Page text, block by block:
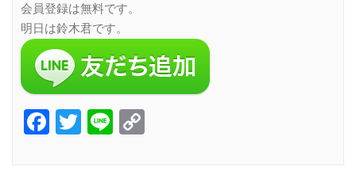
会員登録は無料です。
明日は鈴木君です。
Facebook
Twitter
Line